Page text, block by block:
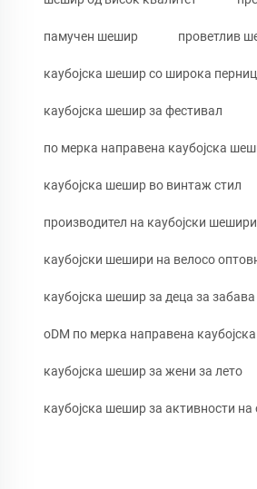
памучен шешир проветлив
каубојска шешир со широка
каубојска шешир за фестивал
по мерка направена каубојска
каубојска шешир во винтаж стил
производител на каубојски
каубојски шешири на велосо
каубојска шешир за деца за забава
oDM по мерка направена
каубојска шешир за жени за лето
каубојска шешир за активности на